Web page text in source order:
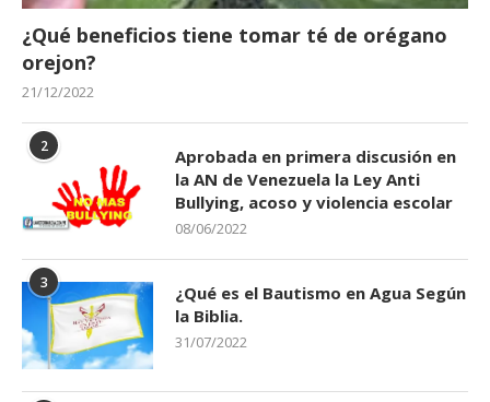
¿Qué beneficios tiene tomar té de orégano
orejon?
21/12/2022
2
Aprobada en primera discusión en
la AN de Venezuela la Ley Anti
Bullying, acoso y violencia escolar
08/06/2022
3
¿Qué es el Bautismo en Agua Según
la Biblia.
31/07/2022